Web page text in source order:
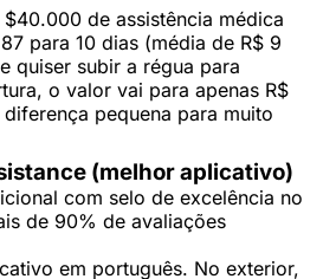
de assistência médica
para 10 dias (média de R$ 9
quiser subir a régua para
o valor vai para apenas R$
pequena para muito
(melhor aplicativo)
com selo de excelência no
de 90% de avaliações
em português. No exterior,